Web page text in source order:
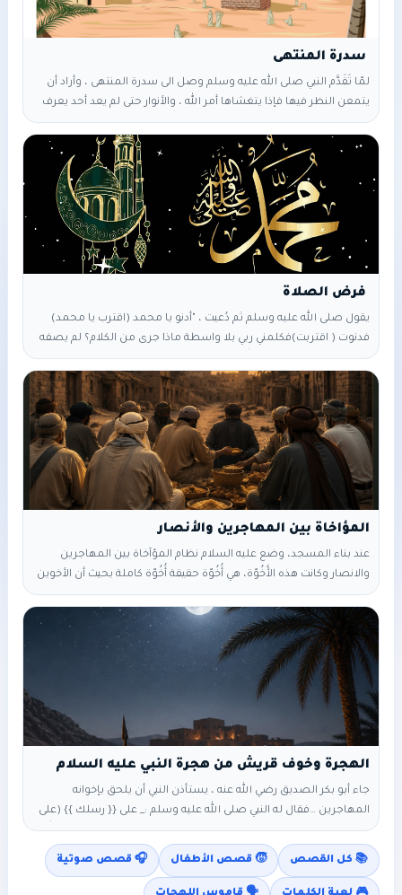
لمّا تَقَدَّم النبي صلى الله عليه وسلم وصل الى سدرة المنتهى ، وأراد أن
يتمعن النظر فيها فإذا يتغشاها أمر الله ، والأنوار حتى لم يعد أحد يعرف
وصفها سؤال ما معنى لا توصف ؟؟ نسمع اشياء كثيرة لا توصف ؟؟
الإنسان كما نعلم: روح و جسد الروح من امر ربي لا نعلم عنها شيء ،
ولكن الذي نعلمه أنها مستودع الأسرار الجسد هو ذلك
يقول صلى الله عليه وسلم ثم دُعيت ، "أدنو يا محمد (اقترب يا محمد)
فدنوت ( اقتربت)فكلمني ربي بلا واسطة ماذا جرى من الكلام؟ لم يصفه
النبي .. ولكن خلاصته أن الله عزوجل فرض عليه الصلوات الخمس وجاء
في البخاري أن الله فرض الصلاة خمسين صلاة في اليوم والليلة ، فلما
هبط صلى الله عليه وسلم للسماء السادسة ، وكان فيها
المؤاخاة بين المهاجرين والأنصار
عند بناء المسجد، وضع عليه السلام نظام المؤآخاة بين المهاجرين
والانصار وكانت هذه الأُخُوّة، هي أُخُوّة حقيقة أُخُوّة كاملة بحيث أن الأخوين
يرث كل منهما الآخر ليشعروا حقا بجدية هذه الأخوة حتى نزلت تشريعات
القران الكريم في المدينة المنورة ، ونسخت هذا الحكم بقوله تعالى {{
وَأُولُو الأَرْحَامِ بَعْضُهُمْ أَوْلَى بِبَعْضٍ فِي كِتَابِ اللَّهِ }} ولم يجعل رسول الله
صلى
جاء أبو بكر الصديق رضي الله عنه ، يستأذن النبي أن يلحق بإخوانه
المهاجرين …فقال له النبي صلى الله عليه وسلم :_ على {{ رسلك }} (على
مهلك) أبا بكر .. فإني أرجو أن يأذن لي (يقصد أنه ينتظر أن يسمح له الله)
هاجر أصحاب النبي صلى الله عليه وسلم هاجر حمزة أسد الله وأسد
رسوله هاجر عمر بن الخطاب الفاروق
📚 كل القصص 🧒 قصص الأطفال 🎧 قصص صوتية